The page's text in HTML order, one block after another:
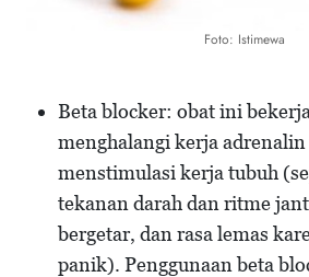
Foto: Istimewa
Beta blocker: obat ini
menghalangi kerja adrenalin
menstimulasi kerja tubuh
tekanan darah dan ritme
bergetar, dan rasa lemas
panik). Penggunaan beta